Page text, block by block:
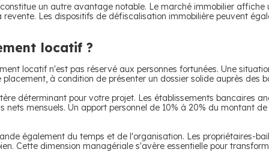
un autre avantage notable. Le marché immobilier affiche
Les dispositifs de défiscalisation immobilière peuvent
locatif ?
locatif n'est pas réservé aux personnes fortunées. Une
à condition de présenter un dossier solide auprès des
déterminant pour votre projet. Les établissements bancaires
nets mensuels. Un apport personnel de 10% à 20% du montant
également du temps et de l'organisation. Les propriétaires-
Cette dimension managériale s'avère essentielle pour